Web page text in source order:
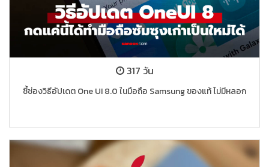
317 วัน
ชี้ช่องวิธีอัปเดต One UI 8.0 ในมือถือ Samsung ของแท้ ไม่มีหลอก